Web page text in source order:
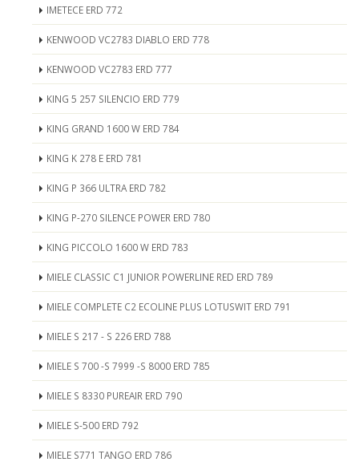
IMETECE ERD 772
KENWOOD VC2783 DIABLO ERD 778
KENWOOD VC2783 ERD 777
KING 5 257 SILENCIO ERD 779
KING GRAND 1600 W ERD 784
KING K 278 E ERD 781
KING P 366 ULTRA ERD 782
KING P-270 SILENCE POWER ERD 780
KING PICCOLO 1600 W ERD 783
MIELE CLASSIC C1 JUNIOR POWERLINE RED ERD 789
MIELE COMPLETE C2 ECOLINE PLUS LOTUSWIT ERD 791
MIELE S 217 - S 226 ERD 788
MIELE S 700 -S 7999 -S 8000 ERD 785
MIELE S 8330 PUREAIR ERD 790
MIELE S-500 ERD 792
MIELE S771 TANGO ERD 786